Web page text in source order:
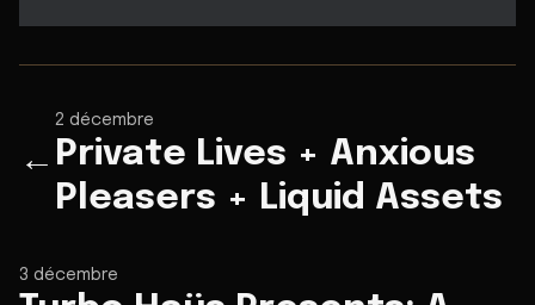
←
2 décembre
Private Lives + Anxious
Pleasers + Liquid Assets
3 décembre